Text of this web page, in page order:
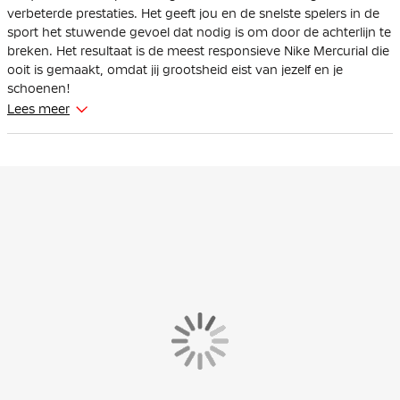
verbeterde prestaties. Het geeft jou en de snelste spelers in de
sport het stuwende gevoel dat nodig is om door de achterlijn te
breken. Het resultaat is de meest responsieve Nike Mercurial die
ooit is gemaakt, omdat jij grootsheid eist van jezelf en je
schoenen!
Het golfachtige tractiepatroon bestaat uit een reeks trapsgewijs
geplaatste noppen, waardoor er meer oppervlakte van de Air
Zoom wordt benut en tegelijkertijd de juiste hoeveelheid grip
wordt geboden. De grootste nop is even hoog als de
Lees meer